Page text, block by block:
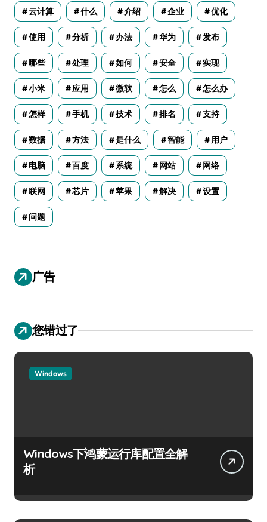
云计算 什么 介绍 企业 优化
使用 分析 办法 华为 发布
哪些 处理 如何 安全 实现
小米 应用 微软 怎么 怎么办
怎样 手机 技术 排名 支持
数据 方法 是什么 智能 用户
电脑 百度 系统 网站 网络
联网 芯片 苹果 解决 设置
问题
广告
您错过了
Windows
Windows下鸿蒙运行库配置全解
析